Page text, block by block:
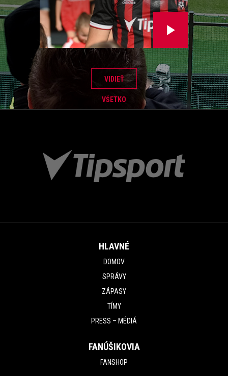
VIDIEŤ
VŠETKO
HLAVNÉ
DOMOV
SPRÁVY
ZÁPASY
TÍMY
PRESS – MÉDIÁ
FANÚŠIKOVIA
FANSHOP